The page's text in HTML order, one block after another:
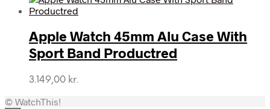
Apple Watch 45mm Alu Case With
Sport Band Productred
3.149,00 kr.
© WatchThis!